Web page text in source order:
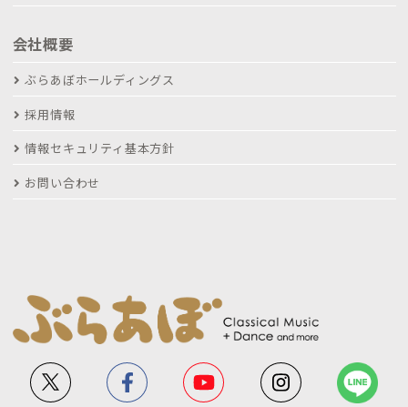
会社概要
ぶらあぼホールディングス
採用情報
情報セキュリティ基本方針
お問い合わせ